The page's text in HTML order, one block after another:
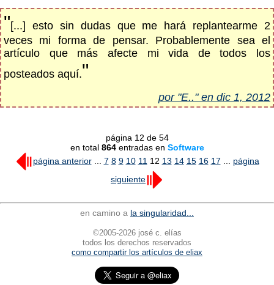
"[...] esto sin dudas que me hará replantearme 2
veces mi forma de pensar. Probablemente sea el
artículo que más afecte mi vida de todos los
posteados aquí."
por "E.." en dic 1, 2012
página 12 de 54
en total 864entradas en Software
página anterior... 7 8 9 10 11 12 13 14 15 16 17
página
siguiente
en camino a la singularidad...
©2005-2026 josé c. elías
todos los derechos reservados
como compartir los artículos de eliax